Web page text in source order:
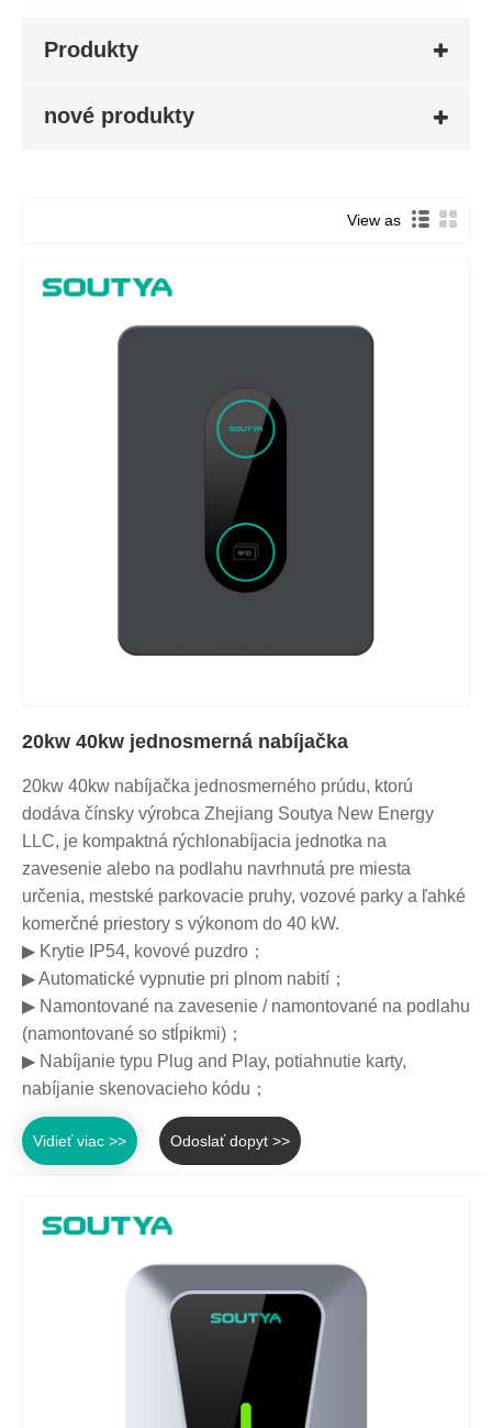
Produkty
nové produkty
View as
20kw 40kw jednosmerná nabíjačka
20kw 40kw nabíjačka jednosmerného prúdu, ktorú
dodáva čínsky výrobca Zhejiang Soutya New Energy
LLC, je kompaktná rýchlonabíjacia jednotka na
zavesenie alebo na podlahu navrhnutá pre miesta
určenia, mestské parkovacie pruhy, vozové parky a ľahké
komerčné priestory s výkonom do 40 kW.
▶ Krytie IP54, kovové puzdro；
▶ Automatické vypnutie pri plnom nabití；
▶ Namontované na zavesenie / namontované na podlahu
(namontované so stĺpikmi)；
▶ Nabíjanie typu Plug and Play, potiahnutie karty,
nabíjanie skenovacieho kódu；
Vidieť viac >> Odoslať dopyt >>